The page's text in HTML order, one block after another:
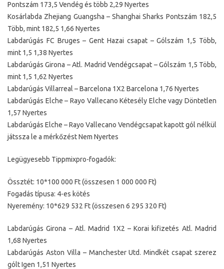
Pontszám 173,5 Vendég és több 2,29 Nyertes
Kosárlabda Zhejiang Guangsha – Shanghai Sharks Pontszám 182,5
Több, mint 182,5 1,66 Nyertes
Labdarúgás FC Bruges – Gent Hazai csapat – Gólszám 1,5 Több,
mint 1,5 1,38 Nyertes
Labdarúgás Girona – Atl. Madrid Vendégcsapat – Gólszám 1,5 Több,
mint 1,5 1,62 Nyertes
Labdarúgás Villarreal – Barcelona 1X2 Barcelona 1,76 Nyertes
Labdarúgás Elche – Rayo Vallecano Kétesély Elche vagy Döntetlen
1,57 Nyertes
Labdarúgás Elche – Rayo Vallecano Vendégcsapat kapott gól nélkül
játssza le a mérkőzést Nem Nyertes
Legügyesebb Tippmixpro-fogadók:
Össztét: 10*100 000 Ft (összesen 1 000 000 Ft)
Fogadás típusa: 4-es kötés
Nyeremény: 10*629 532 Ft (összesen 6 295 320 Ft)
Labdarúgás Girona – Atl. Madrid 1X2 – Korai kifizetés Atl. Madrid
1,68 Nyertes
Labdarúgás Aston Villa – Manchester Utd. Mindkét csapat szerez
gólt Igen 1,51 Nyertes